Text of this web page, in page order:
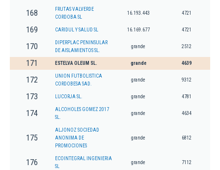
168
FRUTAS VALVERDE
CORDOBA SL
16.193.443 4721
169 CARIDUL Y SALUD SL 16.169.677 4721
170
DIPERPLAC PENINSULAR
DE AISLAMIENTOS SL.
grande 2512
171 ESTELVA OLEUM SL. grande 4639
172
UNION FUTBOLISTICA
CORDOBESA SAD.
grande 9312
173 LUCORJA SL. grande 4781
174
ALCOHOLES GOMEZ 2017
SL.
grande 4634
175
ALJONOZ SOCIEDAD
ANONIMA DE
PROMOCIONES
grande 6812
176
ECOINTEGRAL INGENIERIA
SL
grande 7112